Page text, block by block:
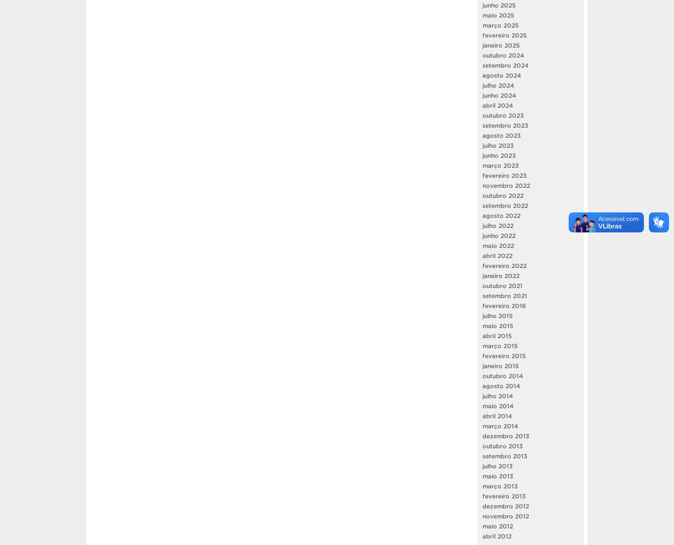
junho 2025
maio 2025
março 2025
fevereiro 2025
janeiro 2025
outubro 2024
setembro 2024
agosto 2024
julho 2024
junho 2024
abril 2024
outubro 2023
setembro 2023
agosto 2023
julho 2023
junho 2023
março 2023
fevereiro 2023
novembro 2022
outubro 2022
setembro 2022
agosto 2022
julho 2022
junho 2022
maio 2022
abril 2022
fevereiro 2022
janeiro 2022
outubro 2021
setembro 2021
fevereiro 2016
julho 2015
maio 2015
abril 2015
março 2015
fevereiro 2015
janeiro 2015
outubro 2014
agosto 2014
julho 2014
maio 2014
abril 2014
março 2014
dezembro 2013
outubro 2013
setembro 2013
julho 2013
maio 2013
março 2013
fevereiro 2013
dezembro 2012
novembro 2012
maio 2012
abril 2012